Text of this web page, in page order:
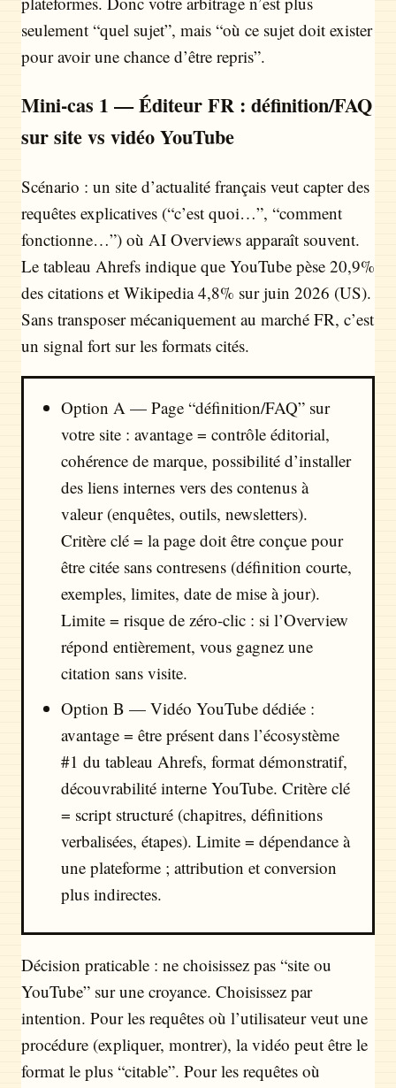
seulement “quel sujet”, mais “où ce sujet doit exister
pour avoir une chance d’être repris”.
Mini-cas 1 — Éditeur FR : définition/FAQ
sur site vs vidéo YouTube
Scénario : un site d’actualité français veut capter des
requêtes explicatives (“c’est quoi…”, “comment
fonctionne…”) où AI Overviews apparaît souvent.
Le tableau Ahrefs indique que YouTube pèse 20,9%
des citations et Wikipedia 4,8% sur juin 2026 (US).
Sans transposer mécaniquement au marché FR, c’est
un signal fort sur les formats cités.
Option A — Page “définition/FAQ” sur
votre site : avantage = contrôle éditorial,
cohérence de marque, possibilité d’installer
des liens internes vers des contenus à
valeur (enquêtes, outils, newsletters).
Critère clé = la page doit être conçue pour
être citée sans contresens (définition courte,
exemples, limites, date de mise à jour).
Limite = risque de zéro-clic : si l’Overview
répond entièrement, vous gagnez une
citation sans visite.
Option B — Vidéo YouTube dédiée :
avantage = être présent dans l’écosystème
#1 du tableau Ahrefs, format démonstratif,
découvrabilité interne YouTube. Critère clé
= script structuré (chapitres, définitions
verbalisées, étapes). Limite = dépendance à
une plateforme ; attribution et conversion
plus indirectes.
Décision praticable : ne choisissez pas “site ou
YouTube” sur une croyance. Choisissez par
intention. Pour les requêtes où l’utilisateur veut une
procédure (expliquer, montrer), la vidéo peut être le
format le plus “citable”. Pour les requêtes où